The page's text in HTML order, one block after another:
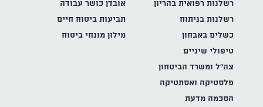
רשלנות רפואית בהריון
רשלנות בניתוח
כשלים באבחון
טיפולי שיניים
צה"ל ומשרד הביטחון
פלסטיקה ואסתטיקה
הסכמה מדעת
אובדן כושר עבודה
תביעות ביטוח חיים
מילון מונחי ביטוח